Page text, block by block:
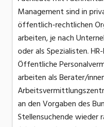
Management sind in
öffentlich-rechtlichen
arbeiten, je nach
oder als Spezialisten.
Öffentliche
arbeiten als Berater/
an den Vorgaben des
Stellensuchende wieder